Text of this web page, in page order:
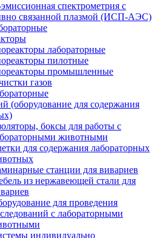
спектрометрия с
связанной плазмой (ИСП-АЭС)
лабораторные
пилотные
промышленные
газов
(оборудование для содержания
боксы для работы с
животными
для содержания лабораторных
станции для вивариев
из нержавеющей стали для
для проведения
с лабораторными
индивидуально